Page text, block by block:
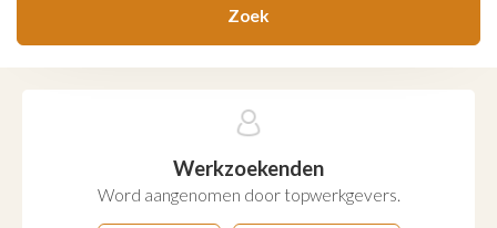
Zoek
Werkzoekenden
Word aangenomen door topwerkgevers.